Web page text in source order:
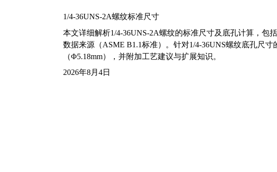
1/4-36UNS-2A螺纹标准尺寸
本文详细解析1/4-36UNS-2A螺纹的标准尺寸及底孔计算，包
数据来源（ASME B1.1标准）。针对1/4-36UNS螺纹底孔尺
（Φ5.18mm），并附加工艺建议与扩展知识。
2026年8月4日